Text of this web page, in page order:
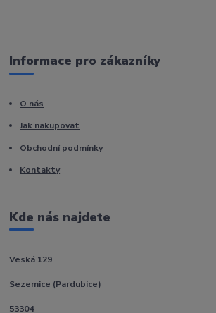
Informace pro zákazníky
O nás
Jak nakupovat
Obchodní podmínky
Kontakty
Kde nás najdete
Veská 129
Sezemice (Pardubice)
53304